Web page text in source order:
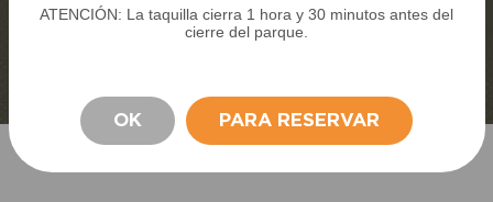
PERMANECER
ATENCIÓN: La taquilla cierra 1 hora y 30 minutos antes del
cierre del parque.
OK PARA RESERVAR